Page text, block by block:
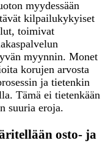
myydessään
kilpailukykyiset
toimivat
myynnin. Monet
korujen arvosta
ja tietenkin
Tämä ei tietenkään
suuria eroja.
osto- ja